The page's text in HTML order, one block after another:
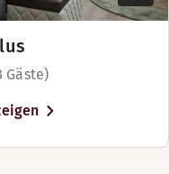
Gäste)